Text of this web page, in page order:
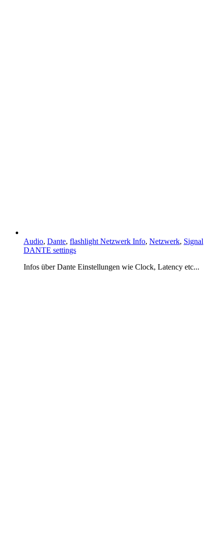
Audio, Dante, flashlight Netzwerk Info, Netzwerk, Signal
DANTE settings
Infos über Dante Einstellungen wie Clock, Latency etc...